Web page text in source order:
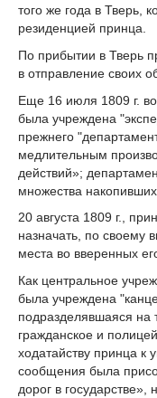
того же года в Тверь,
резиденцией принца.
По прибытии в Тверь
в отправление своих
Еще 16 июля 1809 г.
была учреждена
прежнего
медлительным
действий»;
множества
20 августа 1809 г.,
назначать, по своему
места во вверенных
Как центральное
была учреждена
подразделявшаяся на
гражданское и
ходатайству принца
сообщения была
дорог в